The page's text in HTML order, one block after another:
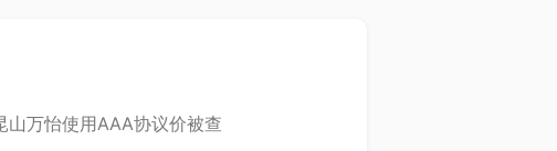
山万怡使用AAA协议价被查